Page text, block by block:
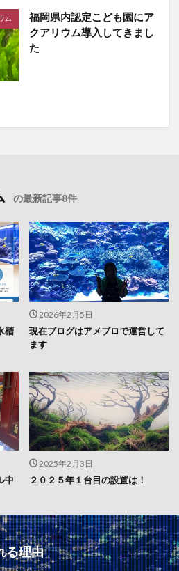
ム
福岡県内認定こども園にア
クアリウム導入してきまし
た
の最新記事8件
槽
2026年2月5日
現在ブログはアメブロで運営して
ます
中
2025年2月3日
２０２５年１台目の設置は！
る理由